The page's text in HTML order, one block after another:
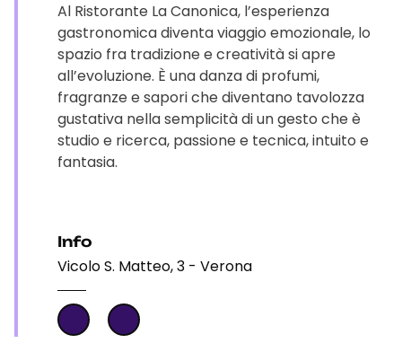
Al Ristorante La Canonica, l’esperienza
gastronomica diventa viaggio emozionale, lo
spazio fra tradizione e creatività si apre
all’evoluzione. È una danza di profumi,
fragranze e sapori che diventano tavolozza
gustativa nella semplicità di un gesto che è
studio e ricerca, passione e tecnica, intuito e
fantasia.
Info
Vicolo S. Matteo, 3 - Verona